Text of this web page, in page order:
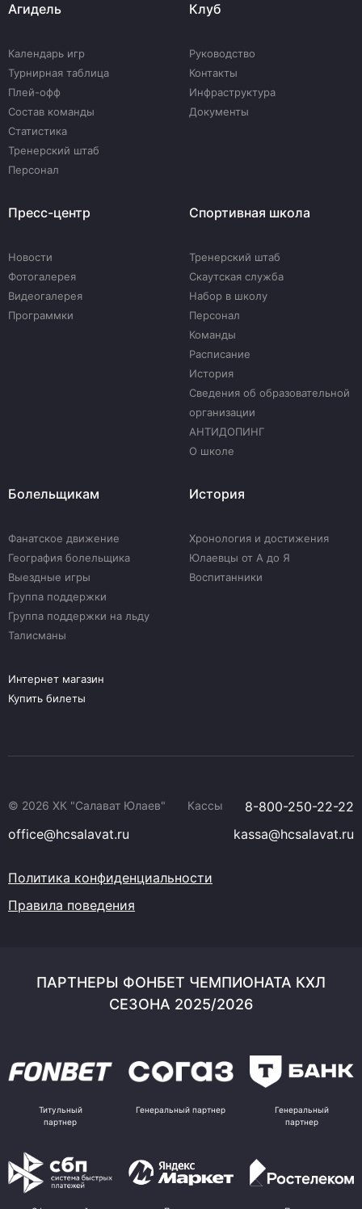
Агидель
Календарь игр
Турнирная таблица
Плей-офф
Состав команды
Статистика
Тренерский штаб
Персонал
Клуб
Руководство
Контакты
Инфраструктура
Документы
Пресс-центр
Новости
Фотогалерея
Видеогалерея
Программки
Спортивная школа
Тренерский штаб
Скаутская служба
Набор в школу
Персонал
Команды
Расписание
История
Сведения об образовательной
организации
АНТИДОПИНГ
О школе
Болельщикам
Фанатское движение
География болельщика
Выездные игры
Группа поддержки
Группа поддержки на льду
Талисманы
История
Хронология и достижения
Юлаевцы от А до Я
Воспитанники
Интернет магазин
Купить билеты
© 2026 ХК "Салават Юлаев" Кассы
8-800-250-22-22
office@hcsalavat.ru
kassa@hcsalavat.ru
Политика конфиденциальности
Правила поведения
ПАРТНЕРЫ ФОНБЕТ ЧЕМПИОНАТА КХЛ
СЕЗОНА 2025/2026
Титульный
партнер
Генеральный партнер
Генеральный
партнер